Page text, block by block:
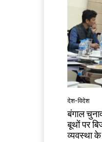
देश-विदेश
बंगाल
बूथों पर
व्यवस्था के